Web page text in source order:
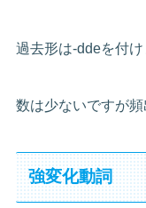
過去形は-ddeを付け
数は少ないですが頻
強変化動詞